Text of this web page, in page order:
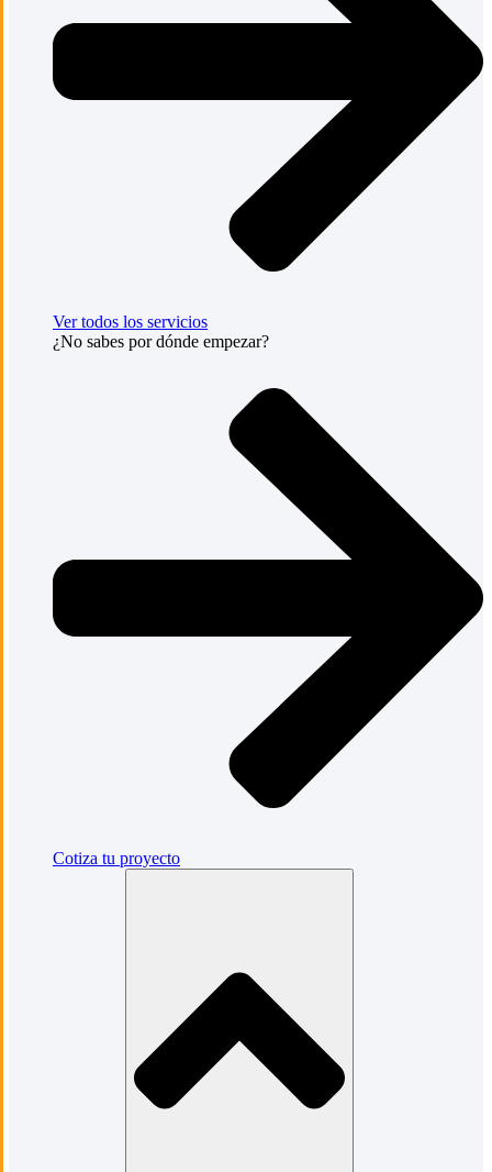
Ver todos los servicios
¿No sabes por dónde empezar?
Cotiza tu proyecto